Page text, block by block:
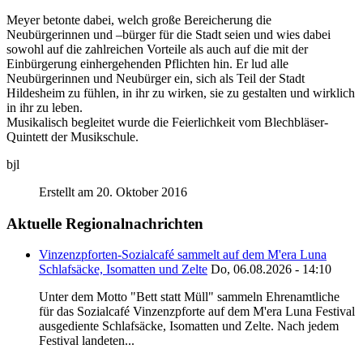
Meyer betonte dabei, welch große Bereicherung die
Neubürgerinnen und –bürger für die Stadt seien und wies dabei
sowohl auf die zahlreichen Vorteile als auch auf die mit der
Einbürgerung einhergehenden Pflichten hin. Er lud alle
Neubürgerinnen und Neubürger ein, sich als Teil der Stadt
Hildesheim zu fühlen, in ihr zu wirken, sie zu gestalten und wirklich
in ihr zu leben.
Musikalisch begleitet wurde die Feierlichkeit vom Blechbläser-
Quintett der Musikschule.
bjl
Erstellt am 20. Oktober 2016
Aktuelle Regionalnachrichten
Vinzenzpforten-Sozialcafé sammelt auf dem M'era Luna
Schlafsäcke, Isomatten und Zelte Do, 06.08.2026 - 14:10
Unter dem Motto "Bett statt Müll" sammeln Ehrenamtliche
für das Sozialcafé Vinzenzpforte auf dem M'era Luna Festival
ausgediente Schlafsäcke, Isomatten und Zelte. Nach jedem
Festival landeten...